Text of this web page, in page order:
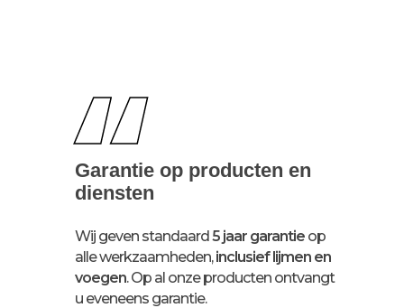
“
Garantie op producten en
diensten
Wij geven standaard5 jaar garantie op
alle werkzaamheden,inclusief lijmen en
voegen. Op al onze producten ontvangt
u eveneens garantie.